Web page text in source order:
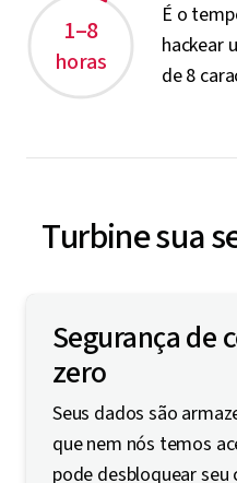
1–8
horas
É o
hackear
de 8
Turbine sua
Segurança de
zero
Seus dados são
que nem nós temos
pode desbloquear